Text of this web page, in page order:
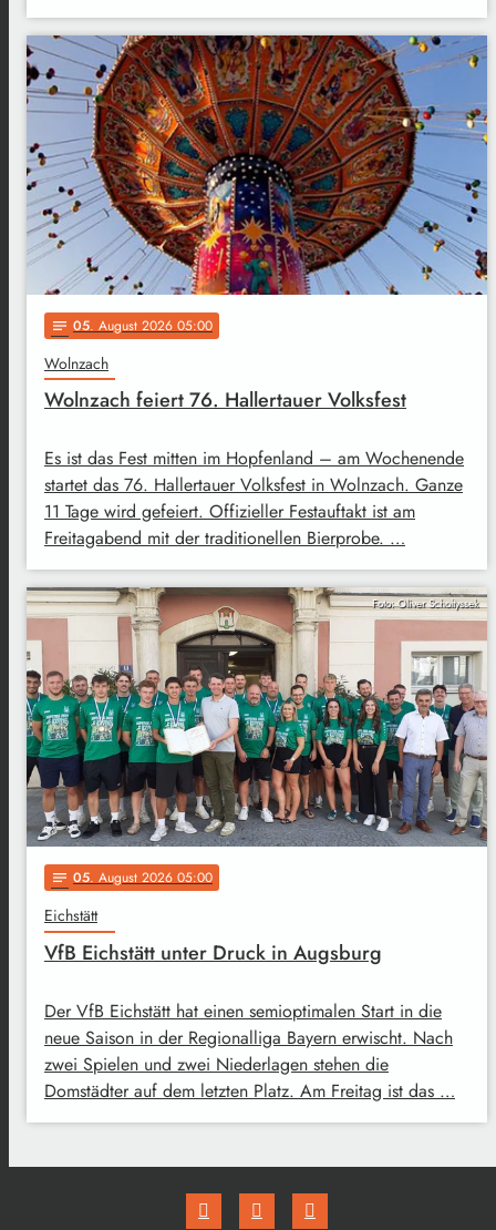
notes 05. August 2026 05:00
Wolnzach
Wolnzach feiert 76. Hallertauer Volksfest
Es ist das Fest mitten im Hopfenland – am Wochenende
startet das 76. Hallertauer Volksfest in Wolnzach. Ganze
11 Tage wird gefeiert. Offizieller Festauftakt ist am
Freitagabend mit der traditionellen Bierprobe. …
Foto: Oliver Scholtyssek
notes 05. August 2026 05:00
Eichstätt
VfB Eichstätt unter Druck in Augsburg
Der VfB Eichstätt hat einen semioptimalen Start in die
neue Saison in der Regionalliga Bayern erwischt. Nach
zwei Spielen und zwei Niederlagen stehen die
Domstädter auf dem letzten Platz. Am Freitag ist das …